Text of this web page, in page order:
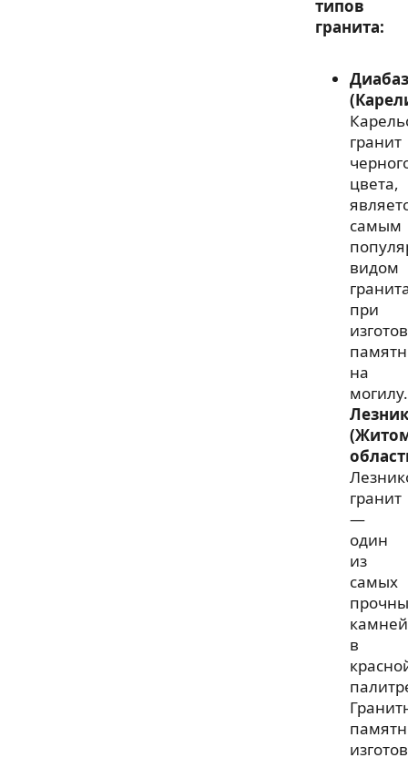
типов
гранита:
Диабаз
гранит
цвета,
самым
видом
при
на
могилу.
гранит
—
один
из
самых
камней
в